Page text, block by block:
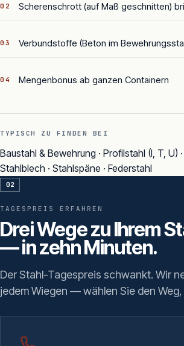
02 Scherenschrott (auf Maß geschnitten)
03 Verbundstoffe (Beton im
04 Mengenbonus ab ganzen Containern
TYPISCH ZU FINDEN BEI
Baustahl & Bewehrung · Profilstahl (I, T, U)
Stahlblech · Stahlspäne · Federstahl
02
TAGESPREIS ERFAHREN
Drei Wege zu Ihrem
— in zehn Minuten.
Der Stahl-Tagespreis schwankt. Wir
jedem Wiegen — wählen Sie den